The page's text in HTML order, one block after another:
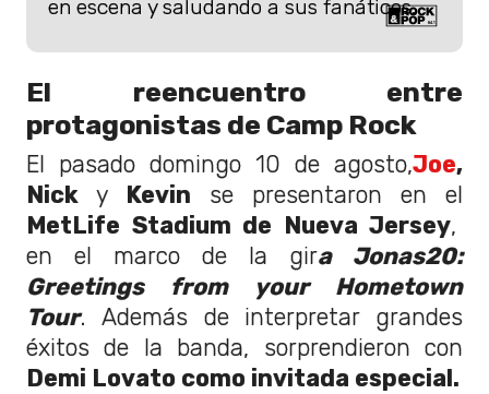
en escena y saludando a sus fanáticos.
El reencuentro entre
protagonistas de Camp Rock
El pasado domingo 10 de agosto,Joe,
Nick y Kevin se presentaron en el
MetLife Stadium de Nueva Jersey,
en el marco de la gira Jonas20:
Greetings from your Hometown
Tour. Además de interpretar grandes
éxitos de la banda, sorprendieron con
Demi Lovato como invitada especial.